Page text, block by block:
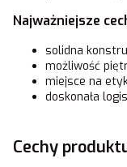
Najważniejsze
solidna
możliwość
miejsce na
doskonała
Cechy